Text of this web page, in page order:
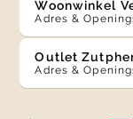
Woonwinkel
Adres &
Outlet
Adres &